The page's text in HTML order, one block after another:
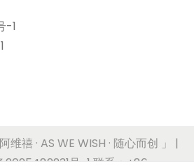
-1
阿维禧 · AS WE WISH · 随心而创 」
|